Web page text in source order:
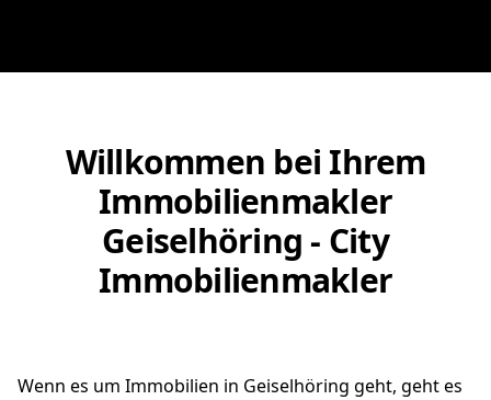
Willkommen bei Ihrem
Immobilienmakler
Geiselhöring - City
Immobilienmakler
Wenn es um Immobilien in Geiselhöring geht, geht es